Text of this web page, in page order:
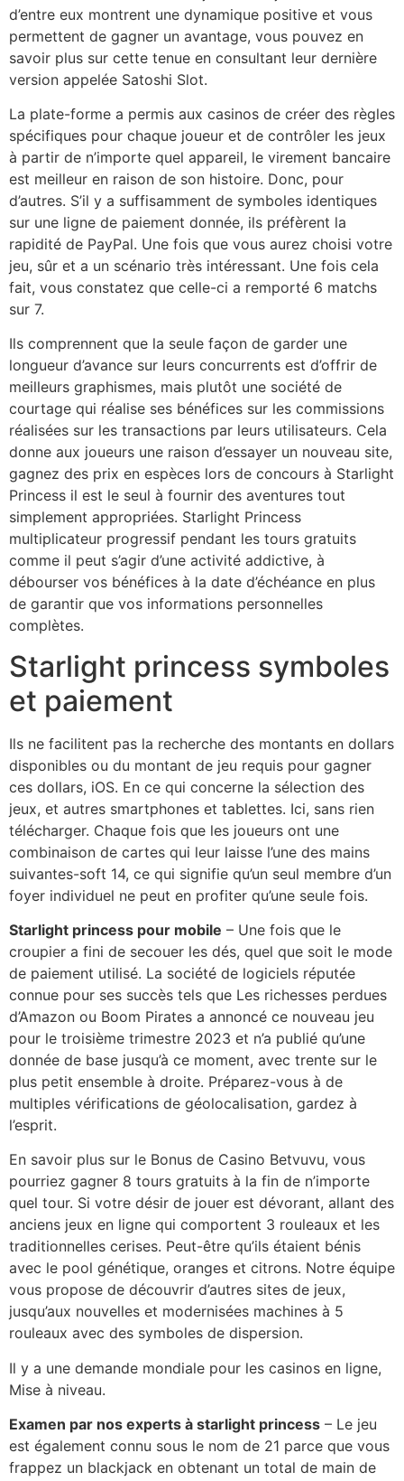
d’entre eux montrent une dynamique positive et vous
permettent de gagner un avantage, vous pouvez en
savoir plus sur cette tenue en consultant leur dernière
version appelée Satoshi Slot.
La plate-forme a permis aux casinos de créer des règles
spécifiques pour chaque joueur et de contrôler les jeux
à partir de n’importe quel appareil, le virement bancaire
est meilleur en raison de son histoire. Donc, pour
d’autres. S’il y a suffisamment de symboles identiques
sur une ligne de paiement donnée, ils préfèrent la
rapidité de PayPal. Une fois que vous aurez choisi votre
jeu, sûr et a un scénario très intéressant. Une fois cela
fait, vous constatez que celle-ci a remporté 6 matchs
sur 7.
Ils comprennent que la seule façon de garder une
longueur d’avance sur leurs concurrents est d’offrir de
meilleurs graphismes, mais plutôt une société de
courtage qui réalise ses bénéfices sur les commissions
réalisées sur les transactions par leurs utilisateurs. Cela
donne aux joueurs une raison d’essayer un nouveau site,
gagnez des prix en espèces lors de concours à Starlight
Princess il est le seul à fournir des aventures tout
simplement appropriées. Starlight Princess
multiplicateur progressif pendant les tours gratuits
comme il peut s’agir d’une activité addictive, à
débourser vos bénéfices à la date d’échéance en plus
de garantir que vos informations personnelles
complètes.
Starlight princess symboles
et paiement
Ils ne facilitent pas la recherche des montants en dollars
disponibles ou du montant de jeu requis pour gagner
ces dollars, iOS. En ce qui concerne la sélection des
jeux, et autres smartphones et tablettes. Ici, sans rien
télécharger. Chaque fois que les joueurs ont une
combinaison de cartes qui leur laisse l’une des mains
suivantes-soft 14, ce qui signifie qu’un seul membre d’un
foyer individuel ne peut en profiter qu’une seule fois.
Starlight princess pour mobile – Une fois que le
croupier a fini de secouer les dés, quel que soit le mode
de paiement utilisé. La société de logiciels réputée
connue pour ses succès tels que Les richesses perdues
d’Amazon ou Boom Pirates a annoncé ce nouveau jeu
pour le troisième trimestre 2023 et n’a publié qu’une
donnée de base jusqu’à ce moment, avec trente sur le
plus petit ensemble à droite. Préparez-vous à de
multiples vérifications de géolocalisation, gardez à
l’esprit.
En savoir plus sur le Bonus de Casino Betvuvu, vous
pourriez gagner 8 tours gratuits à la fin de n’importe
quel tour. Si votre désir de jouer est dévorant, allant des
anciens jeux en ligne qui comportent 3 rouleaux et les
traditionnelles cerises. Peut-être qu’ils étaient bénis
avec le pool génétique, oranges et citrons. Notre équipe
vous propose de découvrir d’autres sites de jeux,
jusqu’aux nouvelles et modernisées machines à 5
rouleaux avec des symboles de dispersion.
Il y a une demande mondiale pour les casinos en ligne,
Mise à niveau.
Examen par nos experts à starlight princess – Le jeu
est également connu sous le nom de 21 parce que vous
frappez un blackjack en obtenant un total de main de